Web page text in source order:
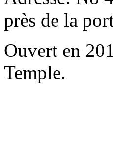
près de la
Ouvert en
Temple.